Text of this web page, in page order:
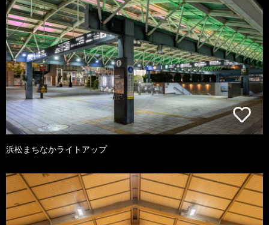
浜松まちなかライトアップ